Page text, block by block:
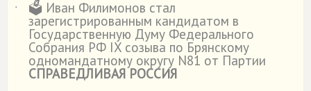
˙
🗳️ Иван Филимонов стал
зарегистрированным кандидатом в
Государственную Думу Федерального
Собрания РФ IX созыва по Брянскому
одномандатному округу N81 от Партии
СПРАВЕДЛИВАЯ РОССИЯ